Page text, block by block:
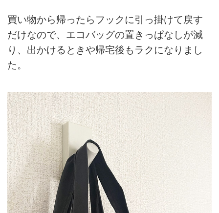
買い物から帰ったらフックに引っ掛けて戻す
だけなので、エコバッグの置きっぱなしが減
り、出かけるときや帰宅後もラクになりまし
た。